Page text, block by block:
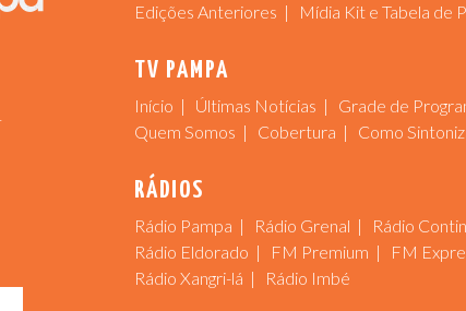
Edições Anteriores
Mídia Kit e Tabela de
TV PAMPA
Início Últimas Notícias Grade de
Quem Somos
Cobertura Como
RÁDIOS
Rádio Pampa Rádio Grenal Rádio
Rádio Eldorado
FM Premium FM
Rádio Xangri-lá
Rádio Imbé